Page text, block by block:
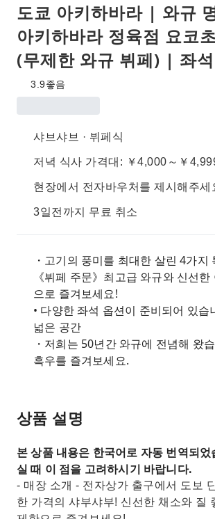
도쿄 아키하바라 | 와규
아키하바라 정육점 요코
(무제한 와규 뷔페) | 좌
3.9좋음
샤브샤브 · 뷔페식
저녁 식사 가격대: ￥4,000～￥
현장에서 전자바우처를 제시해주세
3일전까지 무료 취소
・고기의 풍미를 최대한 살린 4가지
《뷔페 주문》최고급 와규와 신선
으로 즐겨보세요!
• 다양한 좌석 옵션이 준비되어 있습
넓은 공간
・저희는 50년간 와규에 전념해 왔
흑우를 즐겨보세요.
상품 설명
본 상품 내용은 한국어로 자동 번역되
실 때 이 점을 고려하시기 바랍니다.
- 매장 소개 - 전자상가 출구에서 도보
한 가격의 샤부샤부! 신선한 채소와 질